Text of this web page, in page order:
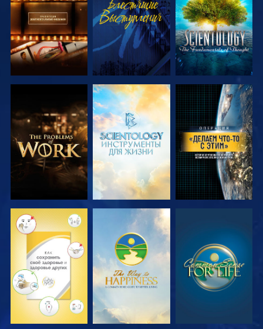
ПЕРЕДАЧИ
ПЕРЕДАЧИ
СМОТРЕТЬ
ПЕРЕДАЧИ
СМОТРЕТЬ
ПЕРЕДАЧИ
СМОТРЕТЬ
СМОТРЕТЬ СМОТРЕТЬ СМОТРЕТЬ